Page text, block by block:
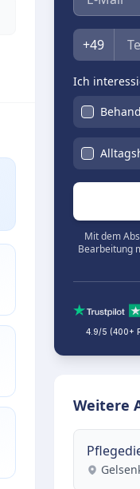
Telefon
+49
Ich
Mit dem
Bearbeitung
4.9/5 (400+
Weitere